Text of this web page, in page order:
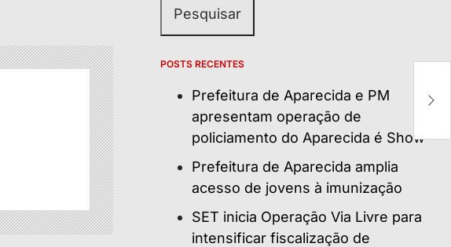
POSTS RECENTES
Prefeitura de Aparecida e PM
apresentam operação de
policiamento do Aparecida é Show
Prefeitura de Aparecida amplia
acesso de jovens à imunização
SET inicia Operação Via Livre para
intensificar fiscalização de